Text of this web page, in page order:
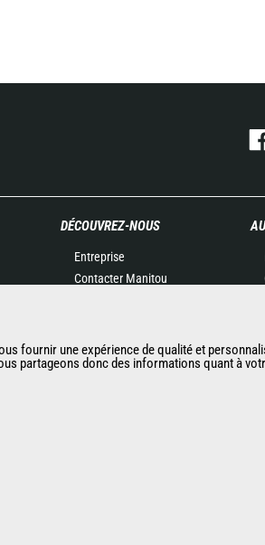
DÉCOUVREZ-NOUS
Entreprise
Contacter Manitou
données
Evénements
fournir une expérience de qualité et
partageons donc des informations quant à